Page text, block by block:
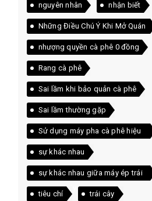
nguyên nhân nhận biết
Những Điều Chú Ý Khi Mở Quán
Cà Phê
nhượng quyền cà phê 0 đồng
Rang cà phê
Sai lầm khi bảo quản cà phê
Sai lầm thường gặp
Sử dụng máy pha cà phê hiệu
quả
sự khác nhau
sự khác nhau giữa máy ép trái
cây và máy xay sinh tố
tiêu chí trái cây